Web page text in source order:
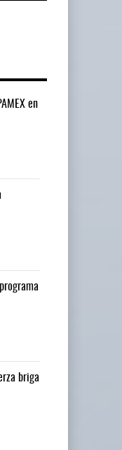
y servici ...
en
briga